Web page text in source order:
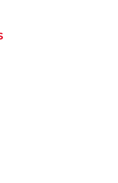
?
quelle date de sortie ?
film Marvel vaut-il le
(presque) unanimes
casting, bande-
critiques, suite, séances,
est mort l'acteur Chadwick
de "Mad Max Fury
avis, streaming,